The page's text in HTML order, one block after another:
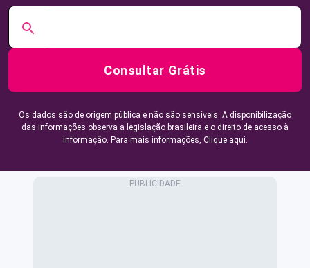
Consultar Grátis
Os dados são de origem pública e não são sensíveis. A disponibilização
das informações observa a legislação brasileira e o direito de acesso à
informação. Para mais informações, Clique aqui.